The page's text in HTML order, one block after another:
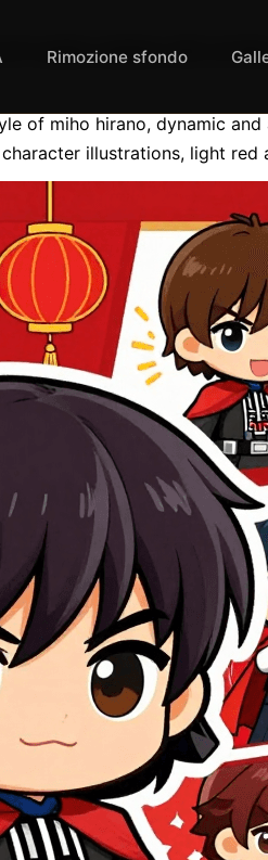
vader anime vh1, in
of miho hirano, dynamic
illustrations, light
Rimozione sfondo